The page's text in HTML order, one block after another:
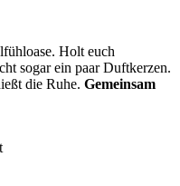
Holt euch
sogar ein paar Duftkerzen.
die Ruhe. Gemeinsam